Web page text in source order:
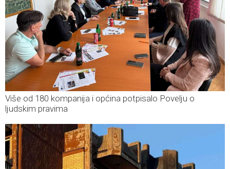
Više od 180 kompanija i općina potpisalo Povelju o
ljudskim pravima